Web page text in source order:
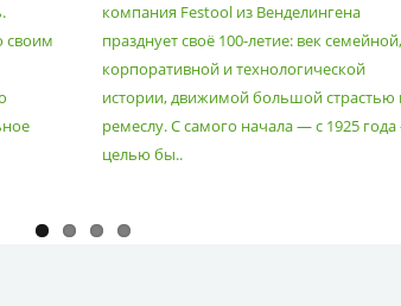
своим
компания Festool из Венделингена
празднует своё 100-летие: век семейной,
корпоративной и технологической
истории, движимой большой страстью
ремеслу. С самого начала — с 1925
целью бы..